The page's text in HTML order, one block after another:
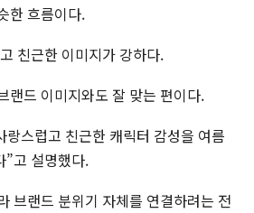
한 흐름이다.
친근한 이미지가 강하다.
랜드 이미지와도 잘 맞는 편이다.
랑스럽고 친근한 캐릭터 감성을 여름
”고 설명했다.
브랜드 분위기 자체를 연결하려는 전